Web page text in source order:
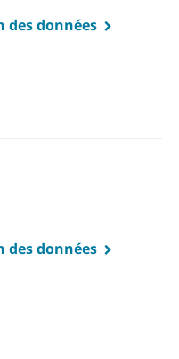
des données
des données